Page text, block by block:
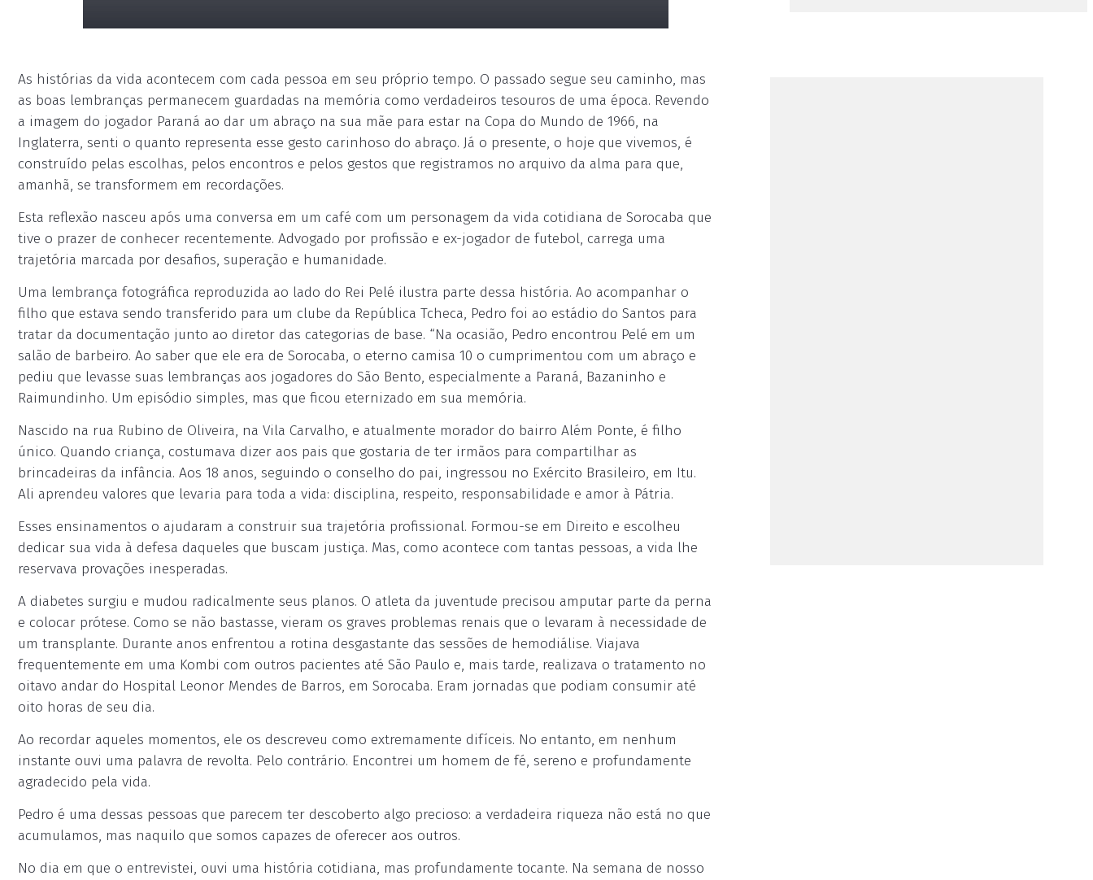
placeholder
As histórias da vida acontecem com cada pessoa em seu próprio tempo. O passado segue seu caminho, mas
as boas lembranças permanecem guardadas na memória como verdadeiros tesouros de uma época. Revendo
a imagem do jogador Paraná ao dar um abraço na sua mãe para estar na Copa do Mundo de 1966, na
Inglaterra, senti o quanto representa esse gesto carinhoso do abraço. Já o presente, o hoje que vivemos, é
construído pelas escolhas, pelos encontros e pelos gestos que registramos no arquivo da alma para que,
amanhã, se transformem em recordações.
Esta reflexão nasceu após uma conversa em um café com um personagem da vida cotidiana de Sorocaba que
tive o prazer de conhecer recentemente. Advogado por profissão e ex-jogador de futebol, carrega uma
trajetória marcada por desafios, superação e humanidade.
Uma lembrança fotográfica reproduzida ao lado do Rei Pelé ilustra parte dessa história. Ao acompanhar o
filho que estava sendo transferido para um clube da República Tcheca, Pedro foi ao estádio do Santos para
tratar da documentação junto ao diretor das categorias de base. “Na ocasião, Pedro encontrou Pelé em um
salão de barbeiro. Ao saber que ele era de Sorocaba, o eterno camisa 10 o cumprimentou com um abraço e
pediu que levasse suas lembranças aos jogadores do São Bento, especialmente a Paraná, Bazaninho e
Raimundinho. Um episódio simples, mas que ficou eternizado em sua memória.
Nascido na rua Rubino de Oliveira, na Vila Carvalho, e atualmente morador do bairro Além Ponte, é filho
único. Quando criança, costumava dizer aos pais que gostaria de ter irmãos para compartilhar as
brincadeiras da infância. Aos 18 anos, seguindo o conselho do pai, ingressou no Exército Brasileiro, em Itu.
Ali aprendeu valores que levaria para toda a vida: disciplina, respeito, responsabilidade e amor à Pátria.
Esses ensinamentos o ajudaram a construir sua trajetória profissional. Formou-se em Direito e escolheu
dedicar sua vida à defesa daqueles que buscam justiça. Mas, como acontece com tantas pessoas, a vida lhe
reservava provações inesperadas.
A diabetes surgiu e mudou radicalmente seus planos. O atleta da juventude precisou amputar parte da perna
e colocar prótese. Como se não bastasse, vieram os graves problemas renais que o levaram à necessidade de
um transplante. Durante anos enfrentou a rotina desgastante das sessões de hemodiálise. Viajava
frequentemente em uma Kombi com outros pacientes até São Paulo e, mais tarde, realizava o tratamento no
oitavo andar do Hospital Leonor Mendes de Barros, em Sorocaba. Eram jornadas que podiam consumir até
oito horas de seu dia.
Ao recordar aqueles momentos, ele os descreveu como extremamente difíceis. No entanto, em nenhum
instante ouvi uma palavra de revolta. Pelo contrário. Encontrei um homem de fé, sereno e profundamente
agradecido pela vida.
Pedro é uma dessas pessoas que parecem ter descoberto algo precioso: a verdadeira riqueza não está no que
acumulamos, mas naquilo que somos capazes de oferecer aos outros.
No dia em que o entrevistei, ouvi uma história cotidiana, mas profundamente tocante. Na semana de nosso